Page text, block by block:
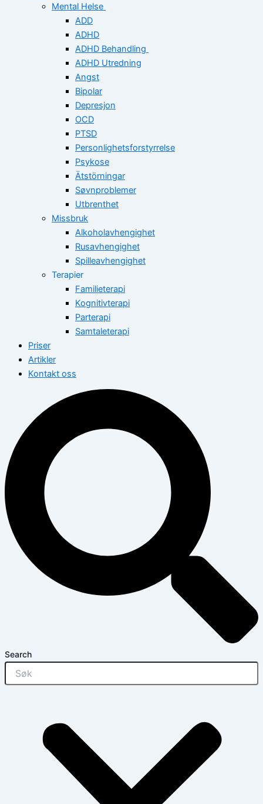
Mental Helse
ADD
ADHD
ADHD Behandling
ADHD Utredning
Angst
Bipolar
Depresjon
OCD
PTSD
Personlighetsforstyrrelse
Psykose
Ätstörningar
Søvnproblemer
Utbrenthet
Missbruk
Alkoholavhengighet
Rusavhengighet
Spilleavhengighet
Terapier
Familieterapi
Kognitivterapi
Parterapi
Samtaleterapi
Priser
Artikler
Kontakt oss
Search